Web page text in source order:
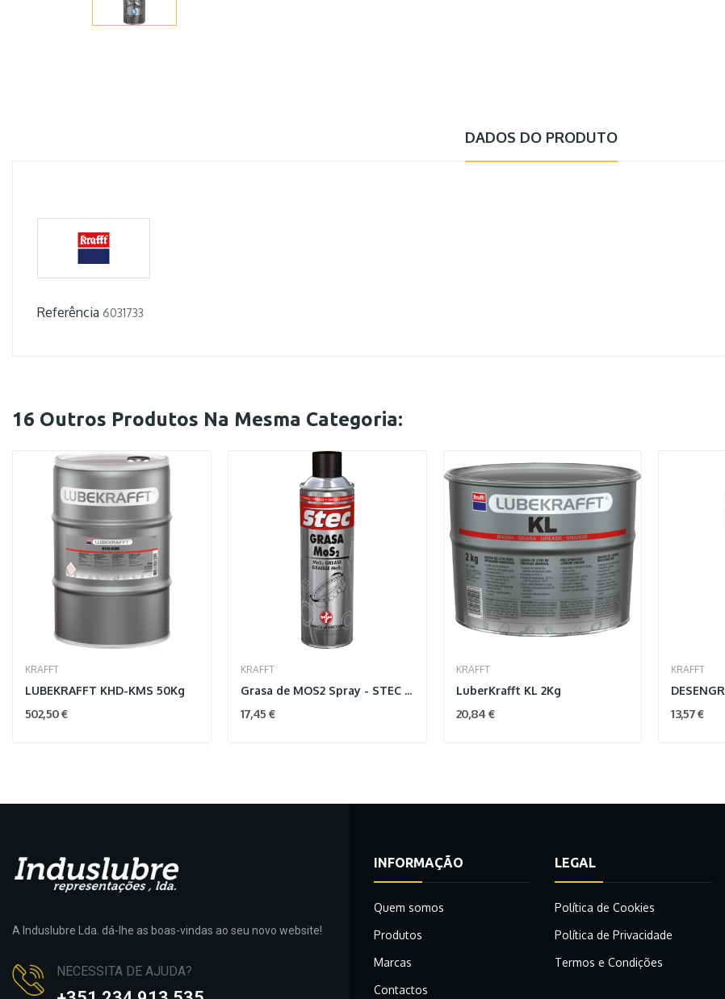
DADOS DO PRODUTO
Referência 6031733
16 Outros Produtos Na Mesma Categoria:
KRAFFT
LUBEKRAFFT KHD-KMS 50Kg
502,50 €
KRAFFT
Grasa de MOS2 Spray - STEC (Cx. 12Sp
17,45 €
KRAFFT
LuberKrafft KL 2Kg
20,84 €
KRAFFT
13,57 €
A Induslubre Lda. dá-lhe as boas-vindas ao seu novo website!
NECESSITA DE AJUDA?
INFORMAÇÃO
Quem somos
Produtos
Marcas
Contactos
LEGAL
Política de Cookies
Política de Privacidade
Termos e Condições